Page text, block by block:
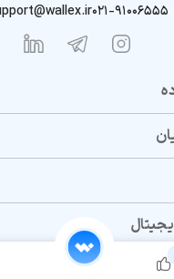
021-91006555